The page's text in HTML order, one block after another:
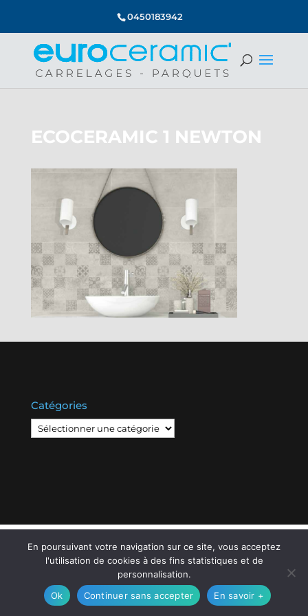
0450183942
ECOCERAMIC 1 NEWTON
Catégories
Catégories
© Copyright808 2020 -Les Entreprises Locales-
Mentions Légales – RGPD – Protection de la vie
privée – Gestion des cookies
En poursuivant votre navigation sur ce site, vous acceptez
l'utilisation de cookies à des fins statistiques et de
personnalisation.
Ok
Continuer sans accepter En savoir +